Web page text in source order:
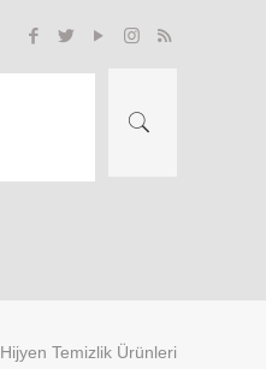
Hijyen Temizlik Ürünleri